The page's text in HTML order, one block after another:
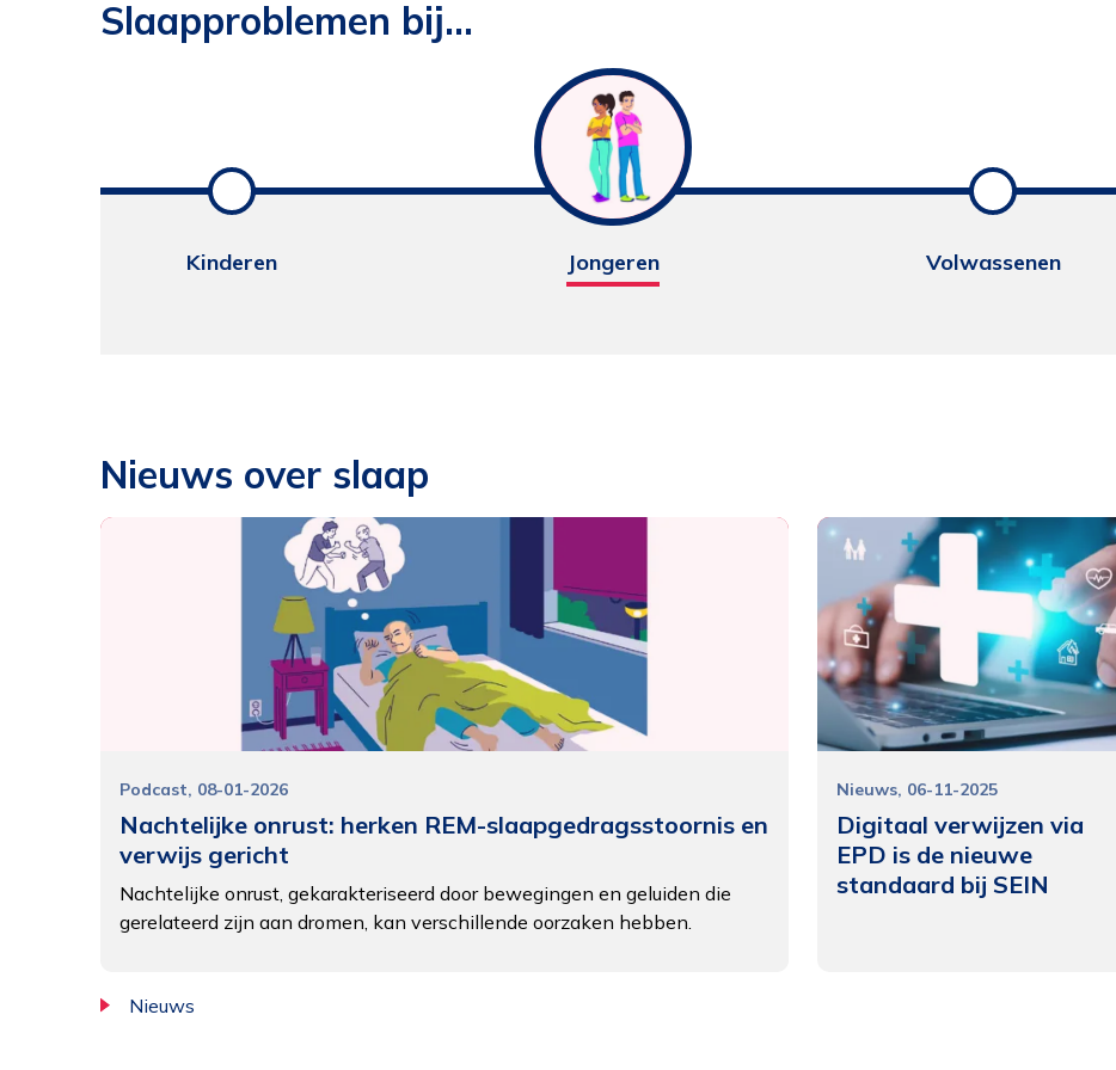
Slaapproblemen bij...
Kinderen Jongeren Volwassenen
Nieuws over slaap
Nachtelijke onrust: herken REM-slaapgedragsstoornis en
verwijs gericht
Podcast 08-01-2026
Nachtelijke onrust, gekarakteriseerd door bewegingen en geluiden die
gerelateerd zijn aan dromen, kan verschillende oorzaken hebben.
Digitaal verwijzen via
EPD is de nieuwe
standaard bij SEIN
Nieuws 06-11-2025
Nieuws